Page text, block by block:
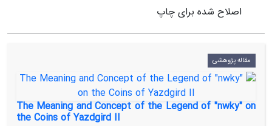
اصلاح شده برای چاپ
مقاله پژوهشی
The Meaning and Concept of the Legend of "nwky" on
the Coins of Yazdgird II